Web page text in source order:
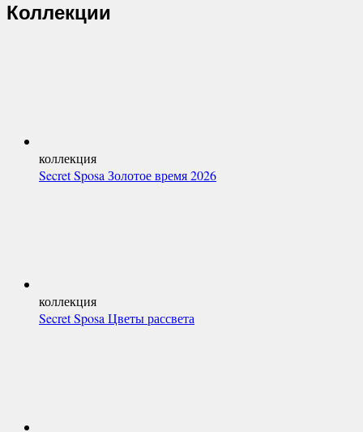
Коллекции
коллекция
Secret Sposa Золотое время 2026
коллекция
Secret Sposa Цветы рассвета